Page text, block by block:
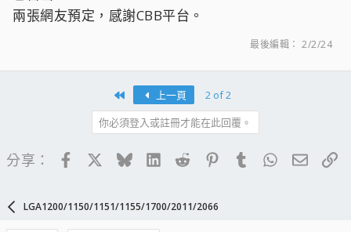
兩張網友預定，感謝CBB平台。
最後編輯： 2/2/24
上一頁
2 of 2
你必須登入或註冊才能在此回覆。
分享： FacebookBlueskyLinkedIn
Reddit PinterestTumblrWhatsApp
電子
LGA1200/1150/1151/1155/1700/2011/2066